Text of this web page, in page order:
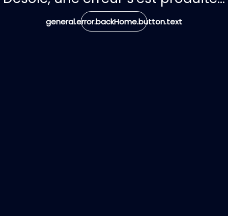
general.error.backHome.button.text